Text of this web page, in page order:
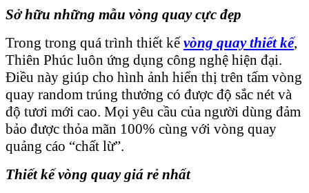
Sở hữu những mẫu vòng quay cực đẹp
Trong trong quá trình thiết kếvòng quay thiết kế,
Thiên Phúc luôn ứng dụng công nghệ hiện đại.
Điều này giúp cho hình ảnh hiển thị trên tấm vòng
quay random trúng thưởng có được độ sắc nét và
độ tươi mới cao. Mọi yêu cầu của người dùng đảm
bảo được thỏa mãn 100% cùng với vòng quay
quảng cáo “chất lừ”.
Thiết kế vòng quay giá rẻ nhất